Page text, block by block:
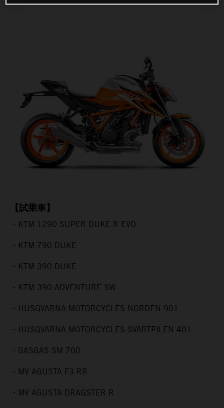
【試乗車】
・KTM 1290 SUPER DUKE R EVO
・KTM 790 DUKE
・KTM 390 DUKE
・KTM 390 ADVENTURE SW
・HUSQVARNA MOTORCYCLES NORDEN 901
・HUSQVARNA MOTORCYCLES SVARTPILEN 401
・GASGAS SM 700
・MV AGUSTA F3 RR
・MV AGUSTA DRAGSTER R